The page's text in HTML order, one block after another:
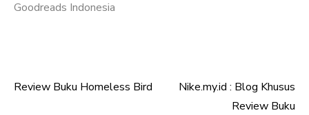
Goodreads Indonesia
Post
Review Buku Homeless Bird
Nike.my.id : Blog Khusus
Review Buku